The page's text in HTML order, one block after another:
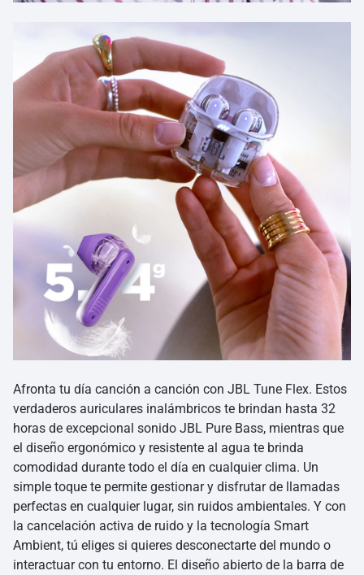
Afronta tu día canción a canción con JBL Tune Flex. Estos
verdaderos auriculares inalámbricos te brindan hasta 32
horas de excepcional sonido JBL Pure Bass, mientras que
el diseño ergonómico y resistente al agua te brinda
comodidad durante todo el día en cualquier clima. Un
simple toque te permite gestionar y disfrutar de llamadas
perfectas en cualquier lugar, sin ruidos ambientales. Y con
la cancelación activa de ruido y la tecnología Smart
Ambient, tú eliges si quieres desconectarte del mundo o
interactuar con tu entorno. El diseño abierto de la barra de